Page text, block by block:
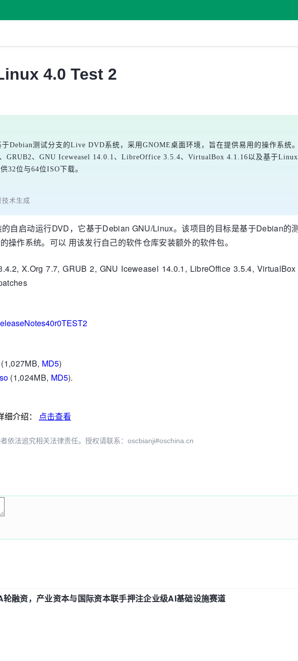
4.0 Test 2
Debian测试分支的Live DVD系统，采用GNOME桌面环境，旨在提供易用的操作系统
GRUB2、GNU Iceweasel 14.0.1、LibreOffice 3.5.4、VirtualBox 4.1.16以及基于
32位与64位ISO下载。
术生成
自启动运行DVD，它基于Debian GNU/Linux。该项目的目标是基于Debian的
操作系统。可以 用该发行自己的软件仓库安装额外的软件包。
X.Org 7.7, GRUB 2, GNU Iceweasel 14.0.1, LibreOffice 3.5.4,
(1,027MB, MD5)
(1,024MB, MD5).
细介绍： 点击查看
依法追究相关法律责任。授权请联系：oscbianji#oschina.cn
融资，产业资本与国际资本联手押注企业级AI基础设施赛道